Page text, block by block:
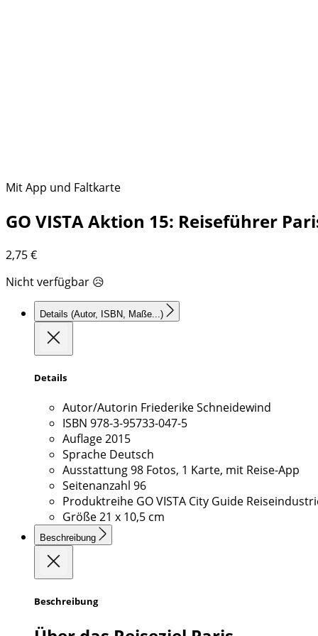
Mit App und Faltkarte
GO VISTA Aktion 15: Reiseführer
2,75€
Nicht verfügbar 😥
Details (Autor, ISBN, Maße...)
Details
Autor/Autorin Friederike Schneidewind
ISBN 978-3-95733-047-5
Auflage2015
Sprache Deutsch
Ausstattung98 Fotos, 1 Karte, mit Reise-App
Seitenanzahl 96
Produktreihe GO VISTA City Guide
Größe21 x 10,5 cm
Beschreibung
Beschreibung